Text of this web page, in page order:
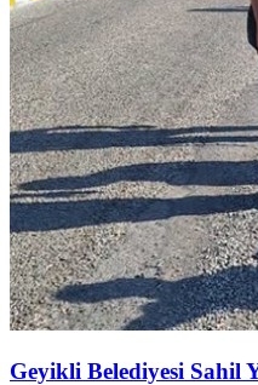
Geyikli Belediyesi Sahil